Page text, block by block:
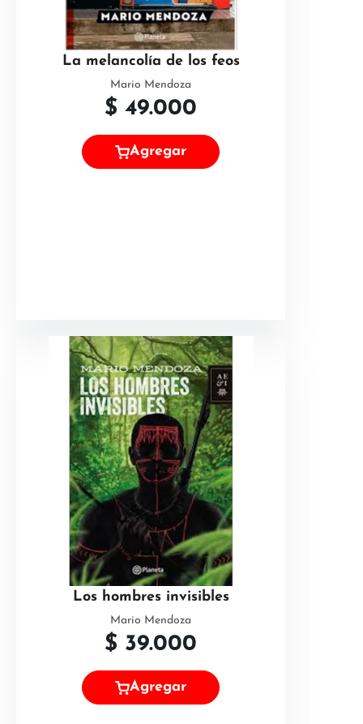
La melancolía de los feos
Mario Mendoza
$ 49.000
Agregar
Los hombres invisibles
Mario Mendoza
$ 39.000
Agregar